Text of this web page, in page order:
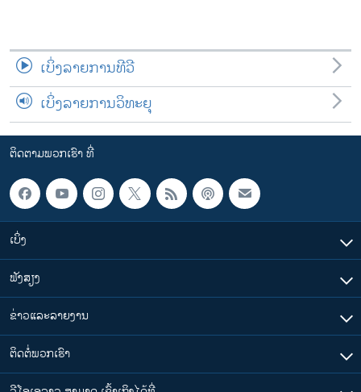
ເບິ່ງລາຍການທີວີ
ເບິ່ງລາຍການວິທະຍຸ
ຕິດຕາມພວກເຮົາ ທີ່
ເບິ່ງ
ຟັງສຽງ
ຂ່າວແລະລາຍງານ
ຕິດຕໍ່ພວກເຮົາ